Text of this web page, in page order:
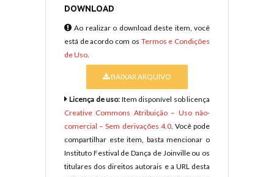
DOWNLOAD
Ao realizar o download deste item, você
está de acordo com os Termos e Condições
de Uso.
BAIXAR ARQUIVO
Licença de uso: Item disponível sob licença
Creative Commons Atribuição – Uso não-
comercial – Sem derivações 4.0. Você pode
compartilhar este item, basta mencionar o
Instituto Festival de Dança de Joinville ou os
titulares dos direitos autorais e a URL desta